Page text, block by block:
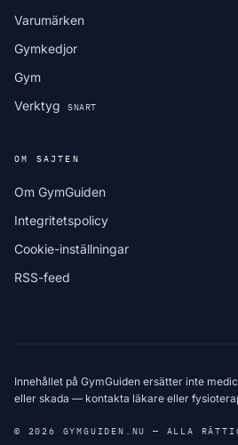
Varumärken
Gymkedjor
Gym
Verktyg
SNART
OM SAJTEN
Om GymGuiden
Integritetspolicy
Cookie-inställningar
RSS-feed
Innehållet på GymGuiden ersätter inte
eller skada — kontakta läkare eller
© 2026 GYMGUIDEN.NU — ALLA